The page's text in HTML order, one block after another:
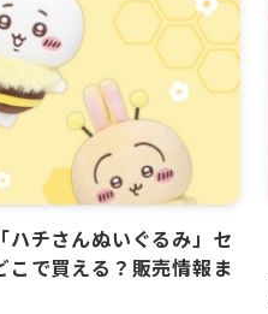
ハチさんぬいぐるみ」セ
で買える？販売情報ま